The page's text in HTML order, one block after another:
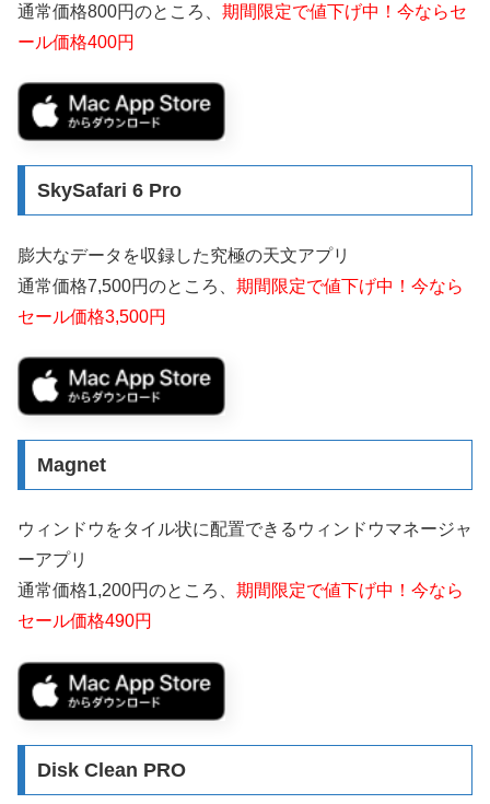
通常価格800円のところ、 期間限定で値下げ中！今ならセ
ール価格400円
SkySafari 6 Pro
膨大なデータを収録した究極の天文アプリ
通常価格7,500円のところ、 期間限定で値下げ中！今なら
セール価格3,500円
Magnet
ウィンドウをタイル状に配置できるウィンドウマネージャ
ーアプリ
通常価格1,200円のところ、 期間限定で値下げ中！今なら
セール価格490円
Disk Clean PRO